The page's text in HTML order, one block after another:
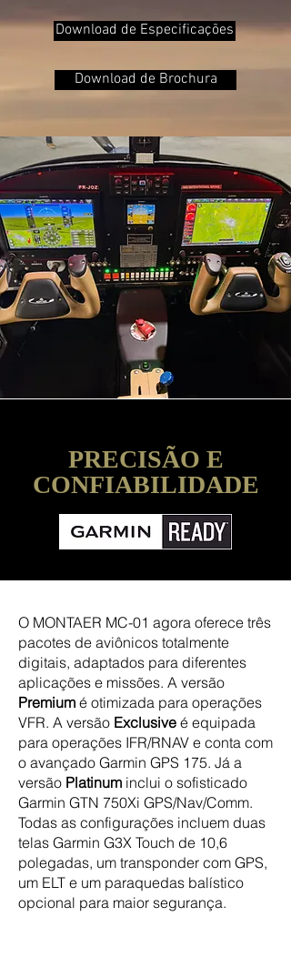
Download de Especificações
Download de Brochura
PRECISÃO E
CONFIABILIDADE
O MONTAER MC-01 agora oferece três
pacotes de aviônicos totalmente
digitais, adaptados para diferentes
aplicações e missões. A versão
Premium é otimizada para operações
VFR. A versão Exclusive é equipada
para operações IFR/RNAV e conta com
o avançado Garmin GPS 175. Já a
versão Platinum inclui o sofisticado
Garmin GTN 750Xi GPS/Nav/Comm.
Todas as configurações incluem duas
telas Garmin G3X Touch de 10,6
polegadas, um transponder com GPS,
um ELT e um paraquedas balístico
opcional para maior segurança.